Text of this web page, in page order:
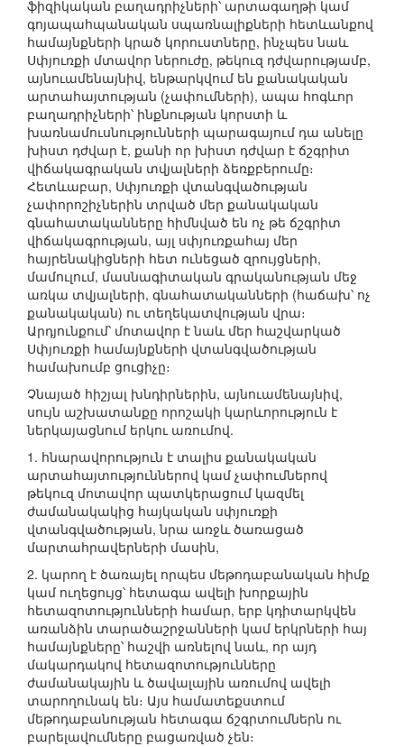
ֆիզիկական բաղադրիչների՝ արտագաղթի կամ
գոյապահպանական սպառնալիքների հետևանքով
համայնքների կրած կորուստները, ինչպես նաև
Սփյուռքի մտավոր ներուժը, թեկուզ դժվարությամբ,
այնուամենայնիվ, ենթարկվում են քանակական
արտահայտության (չափումների), ապա հոգևոր
բաղադրիչների՝ ինքնության կորստի և
խառնամուսնությունների պարագայում դա անելը
խիստ դժվար է, քանի որ խիստ դժվար է ճշգրիտ
վիճակագրական տվյալների ձեռքբերումը։
Հետևաբար, Սփյուռքի վտանգվածության
չափորոշիչներին տրված մեր քանակական
գնահատականները հիմնված են ոչ թե ճշգրիտ
վիճակագրության, այլ սփյուռքահայ մեր
հայրենակիցների հետ ունեցած զրույցների,
մամուլում, մասնագիտական գրականության մեջ
առկա տվյալների, գնահատականների (հաճախ՝ ոչ
քանակական) ու տեղեկատվության վրա։
Արդյունքում՝ մոտավոր է նաև մեր հաշվարկած
Սփյուռքի համայնքների վտանգվածության
համախումբ ցուցիչը։
Չնայած հիշյալ խնդիրներին, այնուամենայնիվ,
սույն աշխատանքը որոշակի կարևորություն է
ներկայացնում երկու առումով.
1. հնարավորություն է տալիս քանակական
արտահայտություններով կամ չափումներով
թեկուզ մոտավոր պատկերացում կազմել
ժամանակակից հայկական սփյուռքի
վտանգվածության, նրա առջև ծառացած
մարտահրավերների մասին,
2. կարող է ծառայել որպես մեթոդաբանական հիմք
կամ ուղեցույց՝ հետագա ավելի խորքային
հետազոտությունների համար, երբ կդիտարկվեն
առանձին տարածաշրջանների կամ երկրների հայ
համայնքները՝ հաշվի առնելով նաև, որ այդ
մակարդակով հետազոտությունները
ժամանակային և ծավալային առումով ավելի
տարողունակ են։ Այս համատեքստում
մեթոդաբանության հետագա ճշգրտումներն ու
բարելավումները բացառված չեն։